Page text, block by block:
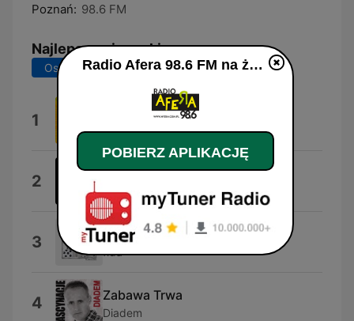
Poznań: 98.6 FM
Najlepsze piosenki
Ostatnie 7 dni Ostatnie 30 dni
1 Urwisowo
2 Całuj Mnie Całuj
Disco Polo & Kalimero
3 Miodowe Lata
fida
4 Zabawa Trwa
Diadem
Radio Afera 98.6 FM na żywo
POBIERZ APLIKACJĘ